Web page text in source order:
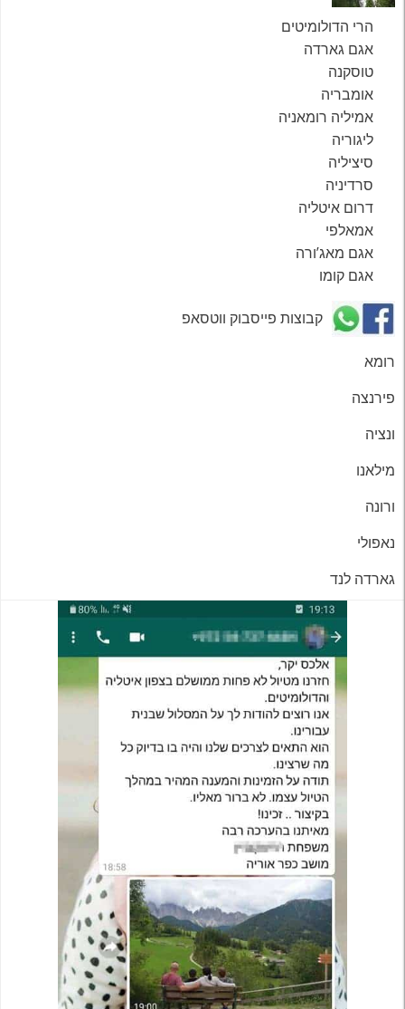
הרי הדולומיטים
אגם גארדה
טוסקנה
אומבריה
אמיליה רומאניה
ליגוריה
סיציליה
סרדיניה
דרום איטליה
אמאלפי
אגם מאג’ורה
אגם קומו
קבוצות פייסבוק ווטסאפ
רומא
פירנצה
ונציה
מילאנו
ורונה
נאפולי
גארדה לנד